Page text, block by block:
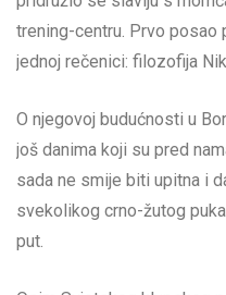
trening-centru. Prvo posao
jednoj rečenici: filozofija
O njegovoj budućnosti u
još danima koji su pred
sada ne smije biti upitna i
svekolikog crno-žutog
put.